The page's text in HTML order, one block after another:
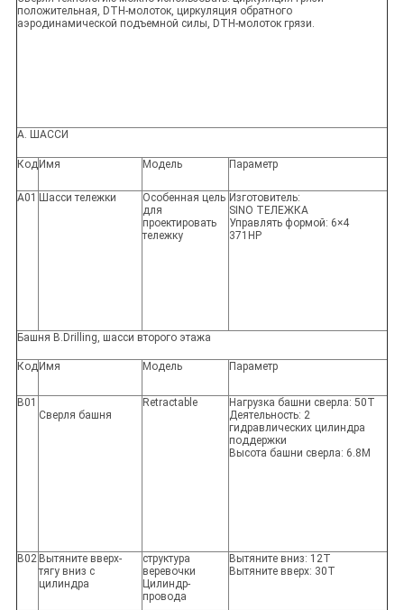
положительная, DTH-молоток, циркуляция обратного
аэродинамической подъемной силы, DTH-молоток грязи.
A. ШАССИ
Код Имя Модель Параметр
A01 Шасси тележки
Особенная цель
для
проектировать
тележку
Изготовитель:
SINO ТЕЛЕЖКА
Управлять формой: 6×4
371HP
Башня B.Drilling, шасси второго этажа
Код Имя Модель Параметр
B01
Сверля башня
Retractable
Нагрузка башни сверла: 50T
Деятельность: 2
гидравлических цилиндра
поддержки
Высота башни сверла: 6.8M
B02 Вытяните вверх-
тягу вниз с
цилиндра
структура
веревочки
Цилиндр-
провода
Вытяните вниз: 12T
Вытяните вверх: 30T